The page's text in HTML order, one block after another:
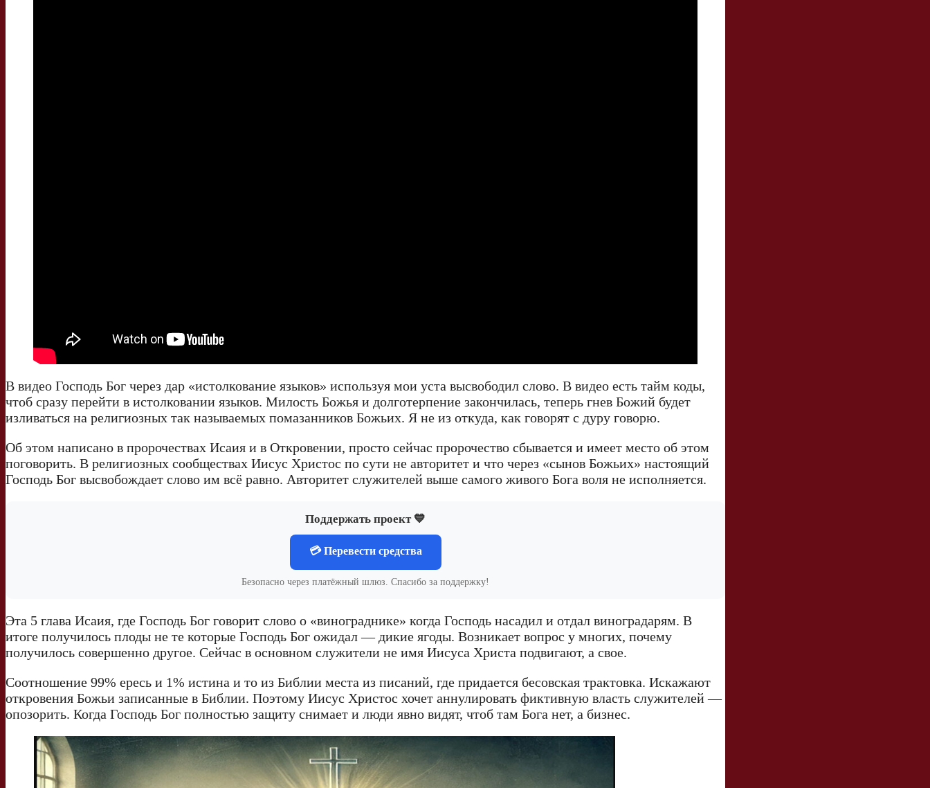
В видео Господь Бог через дар «истолкование языков» используя мои уста высвободил слово. В видео есть тайм коды,
чтоб сразу перейти в истолковании языков. Милость Божья и долготерпение закончилась, теперь гнев Божий будет
изливаться на религиозных так называемых помазанников Божьих. Я не из откуда, как говорят с дуру говорю.
Об этом написано в пророчествах Исаия и в Откровении, просто сейчас пророчество сбывается и имеет место об этом
поговорить. В религиозных сообществах Иисус Христос по сути не авторитет и что через «сынов Божьих» настоящий
Господь Бог высвобождает слово им всё равно. Авторитет служителей выше самого живого Бога воля не исполняется.
Поддержать проект 💙
💳 Перевести средства
Безопасно через платёжный шлюз. Спасибо за поддержку!
Эта 5 глава Исаия, где Господь Бог говорит слово о «винограднике» когда Господь насадил и отдал виноградарям. В
итоге получилось плоды не те которые Господь Бог ожидал — дикие ягоды. Возникает вопрос у многих, почему
получилось совершенно другое. Сейчас в основном служители не имя Иисуса Христа подвигают, а свое.
Соотношение 99% ересь и 1% истина и то из Библии места из писаний, где придается бесовская трактовка. Искажают
откровения Божьи записанные в Библии. Поэтому Иисус Христос хочет аннулировать фиктивную власть служителей —
опозорить. Когда Господь Бог полностью защиту снимает и люди явно видят, чтоб там Бога нет, а бизнес.